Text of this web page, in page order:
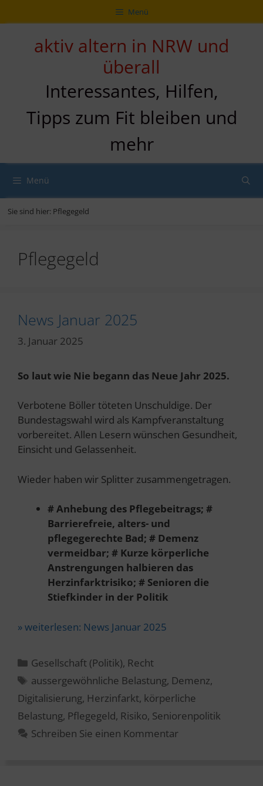
Inhalt
zur
Navigation
Inhalt
Menü
aktiv altern in NRW und
überall
Interessantes, Hilfen,
Tipps zum Fit bleiben und
mehr
Menü
Sie sind hier: Pflegegeld
Pflegegeld
News Januar 2025
3. Januar 2025
So laut wie Nie begann das Neue Jahr 2025.
Verbotene Böller töteten Unschuldige. Der
Bundestagswahl wird als Kampfveranstaltung
vorbereitet. Allen Lesern wünschen Gesundheit,
Einsicht und Gelassenheit.
Wieder haben wir Splitter zusammengetragen.
# Anhebung des Pflegebeitrags; #
Barrierefreie, alters- und
pflegegerechte Bad; # Demenz
vermeidbar; # Kurze körperliche
Anstrengungen halbieren das
Herzinfarktrisiko; # Senioren die
Stiefkinder in der Politik
» weiterlesen: News Januar 2025
Kategorien
Gesellschaft (Politik), Recht
Schlagwörter
aussergewöhnliche Belastung, Demenz,
Digitalisierung, Herzinfarkt, körperliche
Belastung, Pflegegeld, Risiko, Seniorenpolitik
Schreiben Sie einen Kommentar